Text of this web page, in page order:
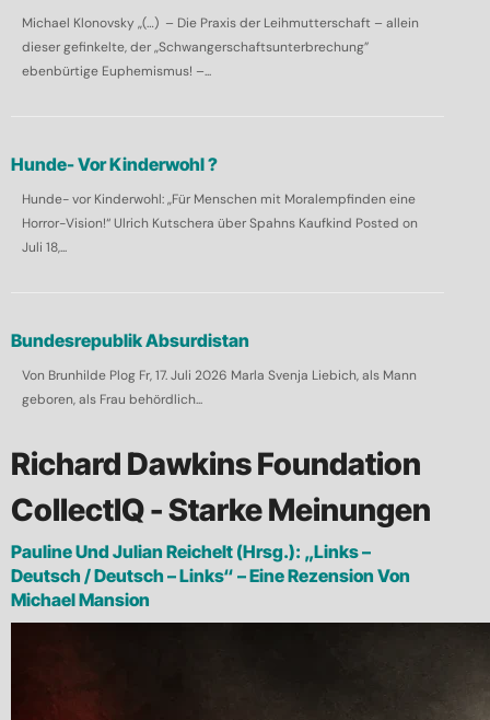
Michael Klonovsky „(…) – Die Praxis der Leihmutterschaft – allein
dieser gefinkelte, der „Schwangerschaftsunterbrechung”
ebenbürtige Euphemismus! –...
Hunde- Vor Kinderwohl ?
Hunde- vor Kinderwohl: „Für Menschen mit Moralempfinden eine
Horror-Vision!“ Ulrich Kutschera über Spahns Kaufkind Posted on
Juli 18,...
Bundesrepublik Absurdistan
Von Brunhilde Plog Fr, 17. Juli 2026 Marla Svenja Liebich, als Mann
geboren, als Frau behördlich...
Richard Dawkins Foundation
CollectIQ - Starke Meinungen
Pauline Und Julian Reichelt (Hrsg.): „Links –
Deutsch / Deutsch – Links“ – Eine Rezension Von
Michael Mansion